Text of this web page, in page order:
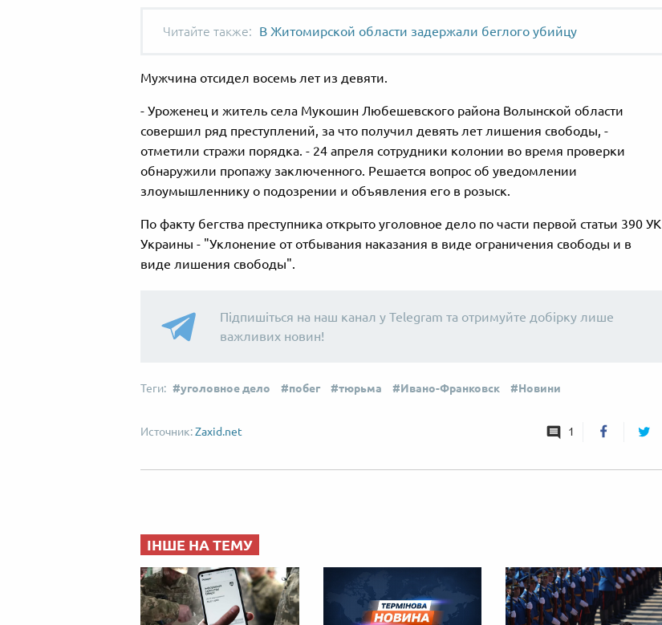
В Житомирской области задержали беглого убийцу
Мужчина отсидел восемь лет из девяти.
- Уроженец и житель села Мукошин Любешевского района Волынской области
совершил ряд преступлений, за что получил девять лет лишения свободы, -
отметили стражи порядка. - 24 апреля сотрудники колонии во время проверки
обнаружили пропажу заключенного. Решается вопрос об уведомлении
злоумышленнику о подозрении и объявления его в розыск.
По факту бегства преступника открыто уголовное дело по части первой статьи 390 УК
Украины - "Уклонение от отбывания наказания в виде ограничения свободы и в
виде лишения свободы".
Підпишіться на наш канал у Telegram та отримуйте добірку лише
важливих новин!
уголовное дело побег тюрьма Ивано-Франковск Новини
Zaxid.net 1
ІНШЕ НА ТЕМУ